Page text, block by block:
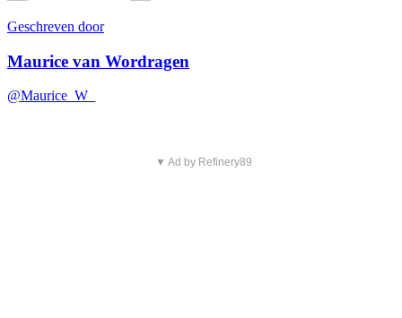
Geschreven door
Maurice van Wordragen
@Maurice_W_
▼ Ad by Refinery89